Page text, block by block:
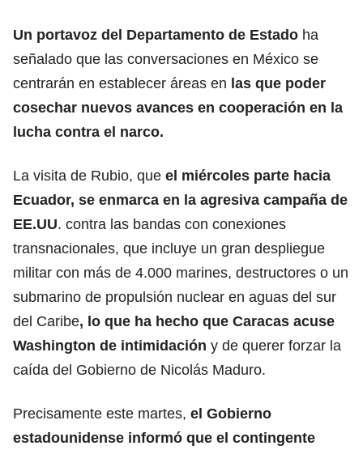
Un portavoz del Departamento de Estado ha
señalado que las conversaciones en México se
centrarán en establecer áreas en las que poder
cosechar nuevos avances en cooperación en la
lucha contra el narco.
La visita de Rubio, que el miércoles parte hacia
Ecuador, se enmarca en la agresiva campaña de
EE.UU. contra las bandas con conexiones
transnacionales, que incluye un gran despliegue
militar con más de 4.000 marines, destructores o un
submarino de propulsión nuclear en aguas del sur
del Caribe, lo que ha hecho que Caracas acuse
Washington de intimidación y de querer forzar la
caída del Gobierno de Nicolás Maduro.
Precisamente este martes, el Gobierno
estadounidense informó que el contingente